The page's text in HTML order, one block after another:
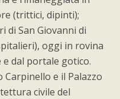
(trittici, dipinti);
di San Giovanni di
oggi in rovina
e dal portale gotico.
Carpinello e il Palazzo
civile del